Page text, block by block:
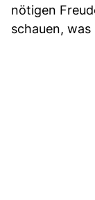
nötigen
schauen, was